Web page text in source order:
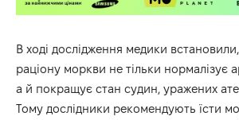
В ході дослідження медики
раціону моркви не тільки нормалізує
а й покращує стан судин, уражених
Тому дослідники рекомендують їсти